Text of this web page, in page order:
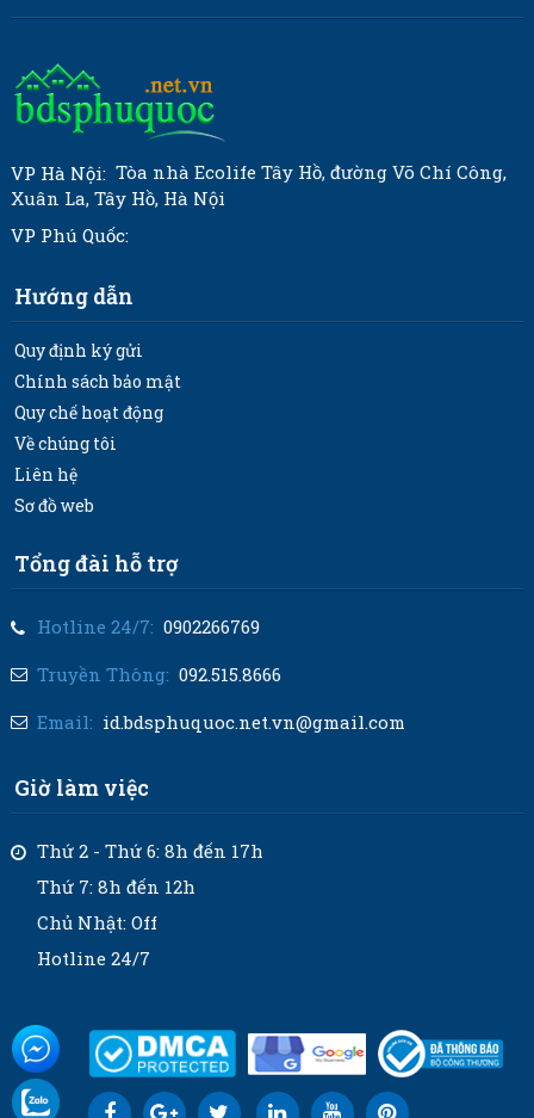
VP Hà Nội: Tòa nhà Ecolife Tây Hồ, đường Võ Chí Công,
Xuân La, Tây Hồ, Hà Nội
VP Phú Quốc:
Hướng dẫn
Quy định ký gửi
Chính sách bảo mật
Quy chế hoạt động
Về chúng tôi
Liên hệ
Sơ đồ web
Tổng đài hỗ trợ
Hotline 24/7: 0902266769
Truyền Thông: 092.515.8666
Email: id.bdsphuquoc.net.vn@gmail.com
Giờ làm việc
Thứ 2 - Thứ 6: 8h đến 17h
Thứ 7: 8h đến 12h
Chủ Nhật: Off
Hotline 24/7